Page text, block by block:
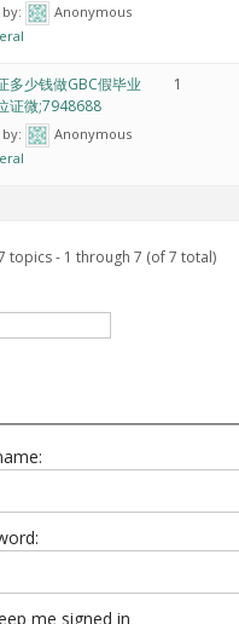
Anonymous
多少钱做GBC假毕业
证微;7948688
Anonymous
1
topics - 1 through 7 (of 7 total)
me signed in